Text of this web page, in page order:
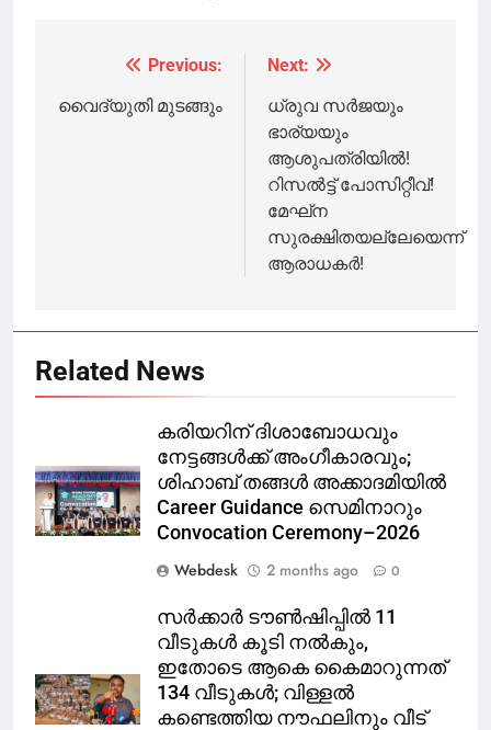
ഒപ്പമുണ്ടായിരുന്ന
കൊളുത്തി;
അറസ്റ്റില്‍
navigation
Previous:
വൈദ്യുതി മുടങ്ങും
Next:
ധ്രുവ സര്‍ജയും
ഭാര്യയും
ആശുപത്രിയില്‍!
റിസല്‍ട്ട് പോസിറ്റീവ്!
മേഘ്‌ന
സുരക്ഷിതയല്ലേയെന്ന്
ആരാധകര്‍!
Related News
കരിയറിന് ദിശാബോധവും
നേട്ടങ്ങൾക്ക് അംഗീകാരവും;
ശിഹാബ് തങ്ങൾ അക്കാദമിയിൽ
Career Guidance സെമിനാറും
Convocation Ceremony–2026
Webdesk
2 months ago 0
സർക്കാർ ടൗൺഷിപ്പിൽ 11
വീടുകൾ കൂടി നൽകും,
ഇതോടെ ആകെ കൈമാറുന്നത്
134 വീടുകൾ; വിള്ളൽ
കണ്ടെത്തിയ നൗഫലിനും വീട്